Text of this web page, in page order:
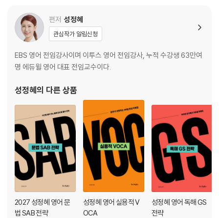
읽기 위한 문법 : Mendacity is bad behavior.
예를 들어 mendacity라는 단어를 모른다고 가정해 봅시다. 읽기 과정에
서는 단순히 mendacity = bad behavior 정도로 이해하고 글의 흐름을
따라 읽으면 됩니다.
이 교재는 이러한 방식으로 암기 부담을 최소화하고 필수 핵심 개념으로
읽기를 가능하게 만드는 구조를 학습합니다
Q : 저는 영어가 늘 어려웠습니다.
A : Visual English는 ‘보는 순간 이해되는 영어’를 목표로 합니다.
이 책을 펼친 독자 여러분 중 영어를 처음 접하는 분은 거의 없을 것입니다.
우리는 이미 브랜드, 영화, 광고, 간판 등 다양한 곳에서 영어를 접하며 살
아왔습니다. 또한 중고등학교 시절 영어는 필수 과목이었습니다. 그럼에도
많은 분들이 영어를 다시 시작하기 어렵다고 느낍니다. 손이 가지 않고, 눈
길도 쉽게 가지 않습니다.
CHAPTER 16. 접속사
CHAPTER 17. 관계사
CHAPTER 18. 도치와 강조
편저 성정혜
관심작가 알림신청
EBS 영어 전임강사이며 이투스 영어 전임강사, 누적 수강생 63만여
명 에듀윌 영어 대표 전임교수이다.
성정혜의 다른 상품
2027 성정혜 영어 문
법 SAB 전략
성정혜 영어 실용적 V
OCA
성정혜 영어 독해 GS
전략